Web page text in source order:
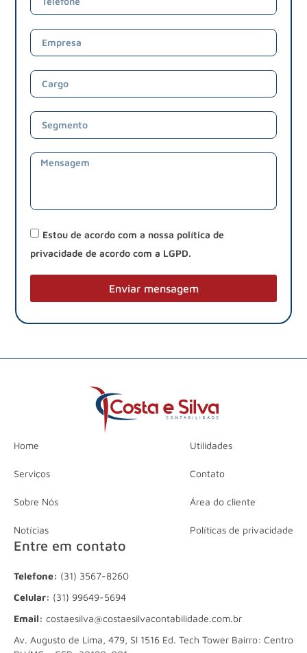
Estou de acordo com a nossa política de
privacidade de acordo com a LGPD.
Enviar mensagem
Home
Serviços
Sobre Nós
Notícias
Utilidades
Contato
Área do cliente
Políticas de privacidade
Entre em contato
Telefone: (31) 3567-8260
Celular: (31) 99649-5694
Email: costaesilva@costaesilvacontabilidade.com.br
Av. Augusto de Lima, 479, Sl 1516 Ed. Tech Tower Bairro: Centro